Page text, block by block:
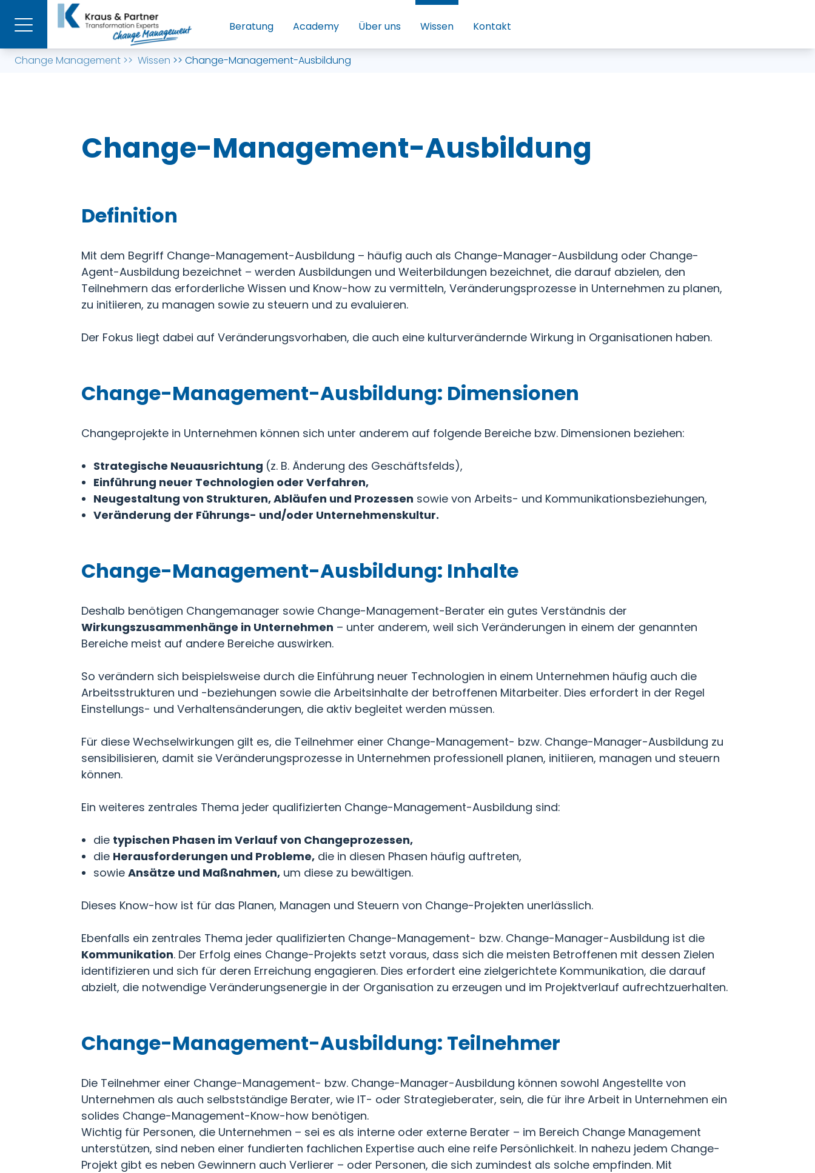
Beratung Academy Über uns Wissen Kontakt
Change Management >> Wissen >> Change-Management-Ausbildung
Change-Management-Ausbildung
Definition
Mit dem Begriff Change-Management-Ausbildung – häufig auch als Change-Manager-Ausbildung oder Change-
Agent-Ausbildung bezeichnet – werden Ausbildungen und Weiterbildungen bezeichnet, die darauf abzielen, den
Teilnehmern das erforderliche Wissen und Know-how zu vermitteln, Veränderungsprozesse in Unternehmen zu planen,
zu initiieren, zu managen sowie zu steuern und zu evaluieren.
Der Fokus liegt dabei auf Veränderungsvorhaben, die auch eine kulturverändernde Wirkung in Organisationen haben.
Change-Management-Ausbildung: Dimensionen
Changeprojekte in Unternehmen können sich unter anderem auf folgende Bereiche bzw. Dimensionen beziehen:
Strategische Neuausrichtung (z. B. Änderung des Geschäftsfelds),
Einführung neuer Technologien oder Verfahren,
Neugestaltung von Strukturen, Abläufen und Prozessen sowie von Arbeits- und Kommunikationsbeziehungen,
Veränderung der Führungs- und/oder Unternehmenskultur.
Change-Management-Ausbildung: Inhalte
Deshalb benötigen Changemanager sowie Change-Management-Berater ein gutes Verständnis der
Wirkungszusammenhänge in Unternehmen – unter anderem, weil sich Veränderungen in einem der genannten
Bereiche meist auf andere Bereiche auswirken.
So verändern sich beispielsweise durch die Einführung neuer Technologien in einem Unternehmen häufig auch die
Arbeitsstrukturen und -beziehungen sowie die Arbeitsinhalte der betroffenen Mitarbeiter. Dies erfordert in der Regel
Einstellungs- und Verhaltensänderungen, die aktiv begleitet werden müssen.
Für diese Wechselwirkungen gilt es, die Teilnehmer einer Change-Management- bzw. Change-Manager-Ausbildung zu
sensibilisieren, damit sie Veränderungsprozesse in Unternehmen professionell planen, initiieren, managen und steuern
können.
Ein weiteres zentrales Thema jeder qualifizierten Change-Management-Ausbildung sind:
die typischen Phasen im Verlauf von Changeprozessen,
die Herausforderungen und Probleme, die in diesen Phasen häufig auftreten,
sowieAnsätze und Maßnahmen, um diese zu bewältigen.
Dieses Know-how ist für das Planen, Managen und Steuern von Change-Projekten unerlässlich.
Ebenfalls ein zentrales Thema jeder qualifizierten Change-Management- bzw. Change-Manager-Ausbildung ist die
Kommunikation. Der Erfolg eines Change-Projekts setzt voraus, dass sich die meisten Betroffenen mit dessen Zielen
identifizieren und sich für deren Erreichung engagieren. Dies erfordert eine zielgerichtete Kommunikation, die darauf
abzielt, die notwendige Veränderungsenergie in der Organisation zu erzeugen und im Projektverlauf aufrechtzuerhalten.
Change-Management-Ausbildung: Teilnehmer
Die Teilnehmer einer Change-Management- bzw. Change-Manager-Ausbildung können sowohl Angestellte von
Unternehmen als auch selbstständige Berater, wie IT- oder Strategieberater, sein, die für ihre Arbeit in Unternehmen ein
solides Change-Management-Know-how benötigen.
Wichtig für Personen, die Unternehmen – sei es als interne oder externe Berater – im Bereich Change Management
unterstützen, sind neben einer fundierten fachlichen Expertise auch eine reife Persönlichkeit. In nahezu jedem Change-
Projekt gibt es neben Gewinnern auch Verlierer – oder Personen, die sich zumindest als solche empfinden. Mit